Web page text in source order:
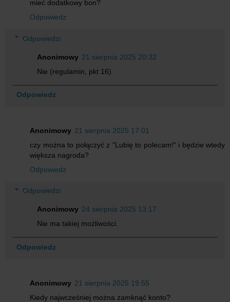
mieć dodatkowy bon?
Odpowiedz
Odpowiedzi
Anonimowy 21 sierpnia 2025 20:32
Nie (regulamin, pkt 16)
Odpowiedz
Anonimowy 21 sierpnia 2025 17:01
czy można to połączyć z "Lubię to polecam!" i będzie wtedy
większa nagroda?
Odpowiedz
Odpowiedzi
Anonimowy 24 sierpnia 2025 13:17
Nie ma takiej możliwości.
Odpowiedz
Anonimowy 21 sierpnia 2025 19:55
Kiedy najwcześniej można zamknąć konto?